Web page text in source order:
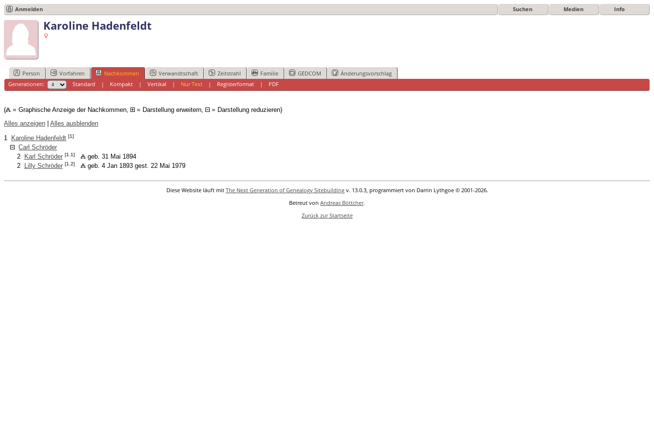
Anmelden Suchen Medien Info
Karoline Hadenfeldt
Person Vorfahren Nachkommen Verwandtschaft Zeitstrahl Familie GEDCOM
Änderungsvorschlag
Generationen:
Standard | Kompakt| Vertikal | Nur Text| Registerformat| PDF
( = Graphische Anzeige der Nachkommen, = Darstellung erweitern,
= Darstellung reduzieren)
Alles anzeigen
Alles ausblenden
1 Karoline Hadenfeldt [1]
Carl Schröder
2
Karl Schröder [1.1]
geb. 31 Mai 1894
2
Lilly Schröder [1.2] geb. 4 Jan 1893 gest. 22 Mai 1979
Diese Website läuft mit The Next Generation of Genealogy Sitebuildingv. 13.0.3, programmiert von Darrin Lythgoe © 2001-2026.
Betreut von Andreas Böttcher.
Zurück zur Startseite